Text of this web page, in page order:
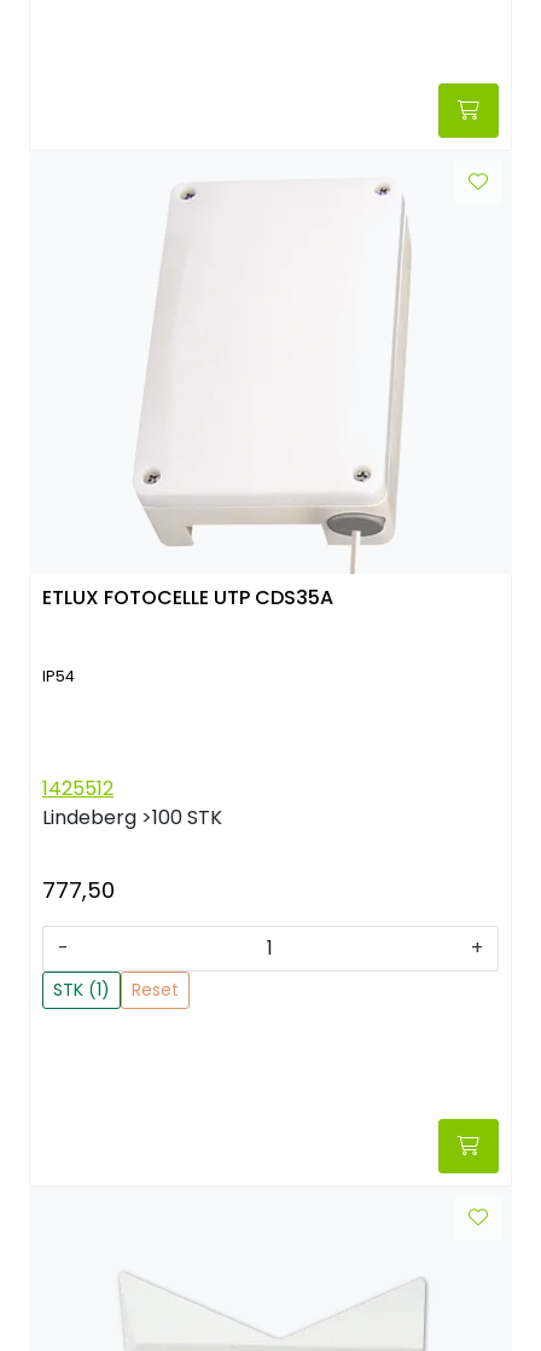
ETLUX FOTOCELLE UTP CDS35A
IP54
1425512
Lindeberg >100 STK
777,50
- +
STK (1) Reset